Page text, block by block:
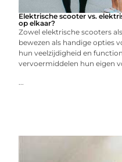
Elektrische scooter vs.
op elkaar?
Zowel elektrische scooters
bewezen als handige opties
hun veelzijdigheid en
vervoermiddelen hun eigen
...